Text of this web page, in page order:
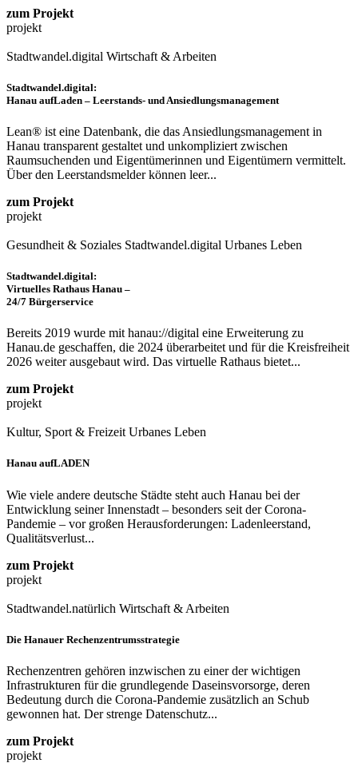
zum Projekt
projekt
Stadtwandel.digital Wirtschaft & Arbeiten
Stadtwandel.digital:
Hanau aufLaden – Leerstands- und Ansiedlungsmanagement
Lean® ist eine Datenbank, die das Ansiedlungsmanagement in
Hanau transparent gestaltet und unkompliziert zwischen
Raumsuchenden und Eigentümerinnen und Eigentümern vermittelt.
Über den Leerstandsmelder können leer...
zum Projekt
projekt
Gesundheit & Soziales Stadtwandel.digital Urbanes Leben
Stadtwandel.digital:
Virtuelles Rathaus Hanau –
24/7 Bürgerservice
Bereits 2019 wurde mit hanau://digital eine Erweiterung zu
Hanau.de geschaffen, die 2024 überarbeitet und für die Kreisfreiheit
2026 weiter ausgebaut wird. Das virtuelle Rathaus bietet...
zum Projekt
projekt
Kultur, Sport & Freizeit Urbanes Leben
Hanau aufLADEN
Wie viele andere deutsche Städte steht auch Hanau bei der
Entwicklung seiner Innenstadt – besonders seit der Corona-
Pandemie – vor großen Herausforderungen: Ladenleerstand,
Qualitätsverlust...
zum Projekt
projekt
Stadtwandel.natürlich Wirtschaft & Arbeiten
Die Hanauer Rechenzentrumsstrategie
Rechenzentren gehören inzwischen zu einer der wichtigen
Infrastrukturen für die grundlegende Daseinsvorsorge, deren
Bedeutung durch die Corona-Pandemie zusätzlich an Schub
gewonnen hat. Der strenge Datenschutz...
zum Projekt
projekt